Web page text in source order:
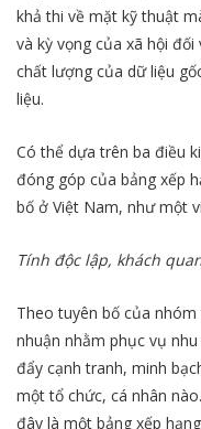
khả thi về mặt kỹ thuật
và kỳ vọng của xã hội
chất lượng của dữ liệu
liệu.
Có thể dựa trên ba điều
đóng góp của bảng xếp
bố ở Việt Nam, như một
Tính độc lập, khách
Theo tuyên bố của
nhuận nhằm phục vụ
đẩy cạnh tranh, minh
một tổ chức, cá nhân
đây là một bảng xếp